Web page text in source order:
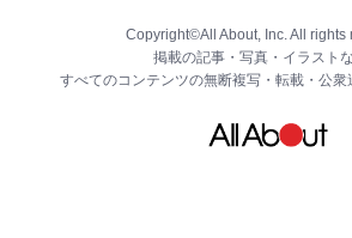
Copyright©All About, Inc. All rights
掲載の記事・写真・イラストな
すべてのコンテンツの無断複写・転載・公衆